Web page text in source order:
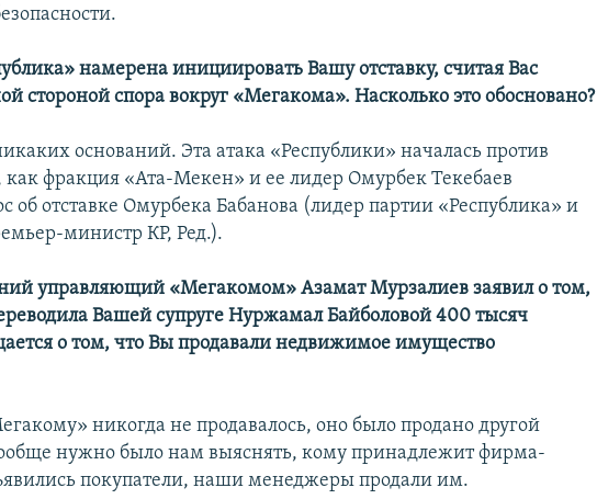
намерена инициировать Вашу отставку, считая Вас
стороной спора вокруг «Мегакома». Насколько это обосновано?
оснований. Эта атака «Республики» началась против
как фракция «Ата-Мекен» и ее лидер Омурбек Текебаев
об отставке Омурбека Бабанова (лидер партии «Республика» и
министр КР, Ред.).
управляющий «Мегакомом» Азамат Мурзалиев заявил о том,
Вашей супруге Нуржамал Байболовой 400 тысяч
о том, что Вы продавали недвижимое имущество
никогда не продавалось, оно было продано другой
нужно было нам выяснять, кому принадлежит фирма-
покупатели, наши менеджеры продали им.